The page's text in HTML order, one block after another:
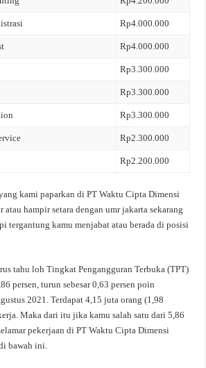
Rp4.000.000
Rp4.000.000
Rp3.300.000
Rp3.300.000
Rp3.300.000
Rp2.300.000
Rp2.200.000
kami paparkan di PT Waktu Cipta Dimensi
atau hampir setara dengan umr jakarta sekarang
tergantung kamu menjabat atau berada di posisi
tahu loh Tingkat Pengangguran Terbuka (TPT)
persen, turun sebesar 0,63 persen poin
2021. Terdapat 4,15 juta orang (1,98
Maka dari itu jika kamu salah satu dari 5,86
pekerjaan di PT Waktu Cipta Dimensi
bawah ini.